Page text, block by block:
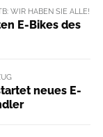
WIR HABEN SIE ALLE!
E-Bikes des
neues E-